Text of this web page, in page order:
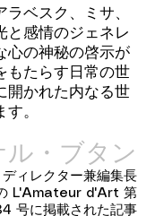
ラベスク、ミサ、
と感情のジェネレ
心の神秘の啓示が
もたらす日常の世
開かれた内なる世
。
ル・ブタン
ィレクター兼編集長
の L'Amateur d'Art 第
号に掲載された記事